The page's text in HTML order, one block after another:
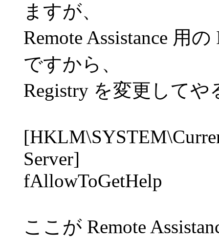
ますが、
Remote Assistance 用
ですから、
Registry を変更して
Server]
fAllowToGetHelp
ここが Remote